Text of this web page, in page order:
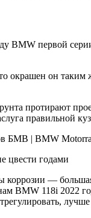
BMW первой
окрашен он таким
протирают
правильной
цвести годами
коррозии —
BMW 118i 2022